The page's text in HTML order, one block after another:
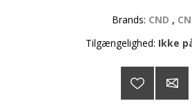
Brands: CND ,
Tilgængelighed: Ikke